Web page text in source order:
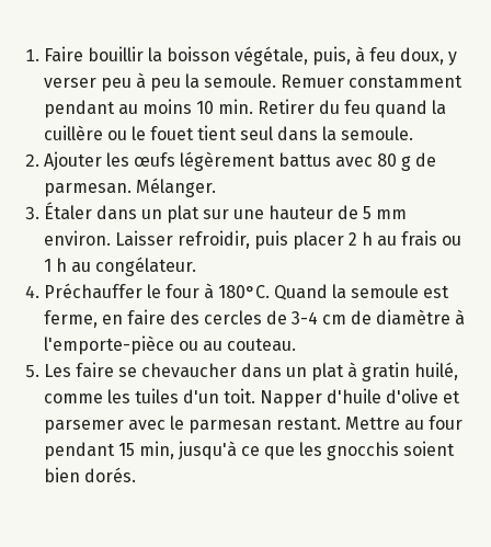
Faire bouillir la boisson végétale, puis, à feu doux, y
verser peu à peu la semoule. Remuer constamment
pendant au moins 10 min. Retirer du feu quand la
cuillère ou le fouet tient seul dans la semoule.
Ajouter les œufs légèrement battus avec 80 g de
parmesan. Mélanger.
Étaler dans un plat sur une hauteur de 5 mm
environ. Laisser refroidir, puis placer 2 h au frais ou
1 h au congélateur.
Préchauffer le four à 180°C. Quand la semoule est
ferme, en faire des cercles de 3-4 cm de diamètre à
l'emporte-pièce ou au couteau.
Les faire se chevaucher dans un plat à gratin huilé,
comme les tuiles d'un toit. Napper d'huile d'olive et
parsemer avec le parmesan restant. Mettre au four
pendant 15 min, jusqu'à ce que les gnocchis soient
bien dorés.